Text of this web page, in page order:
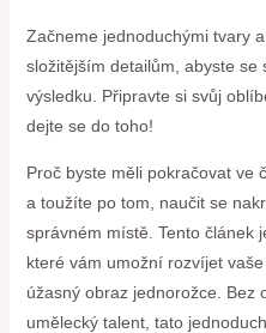
Začneme jednoduchými tvary
složitějším detailům, abyste se
výsledku. Připravte si svůj
dejte se do toho!
Proč byste měli pokračovat ve
a toužíte po tom, naučit se
správném místě. Tento článek
které vám umožní rozvíjet
úžasný obraz jednorožce. Bez
umělecký talent, tato